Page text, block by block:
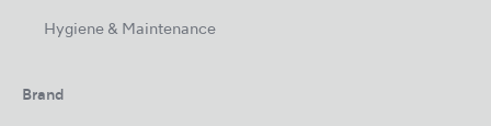
Hygiene & Maintenance
Brand